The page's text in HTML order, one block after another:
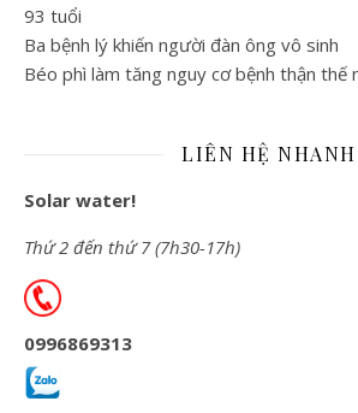
93 tuổi
Ba bệnh lý khiến người đàn ông vô sinh
Béo phì làm tăng nguy cơ bệnh thận thế
LIÊN HỆ NHANH
Solar water!
Thứ 2 đến thứ 7 (7h30-17h)
0996869313